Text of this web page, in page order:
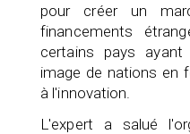
pour créer un
financements
certains pays
image de nations en
à l'innovation.
L'expert a salué